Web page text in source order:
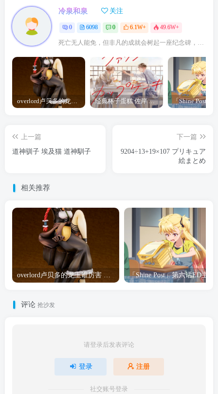
冷泉和泉 关注
0 6098 0 6.1W+ 49.6W+
死亡无人能免，但非凡的成就会树起一座纪念碑，它将一直立到太阳冷却之时
overlord卢贝多的龙王谁厉害 「Overlord」露普斯蕾琪娜·贝塔手办开订 经典杯子蛋糕 佐岸 漫画「经典杯子蛋糕」宣布真人日剧化
上一篇
道神驯子 埃及猫 道神馴子
下一篇
9204÷13+19×107 プリキュア
絵まとめ
相关推荐
overlord卢贝多的龙王谁厉害 「Overlord」露普斯蕾琪娜·贝塔手办开订
评论 抢沙发
请登录后发表评论
登录 注册
社交账号登录